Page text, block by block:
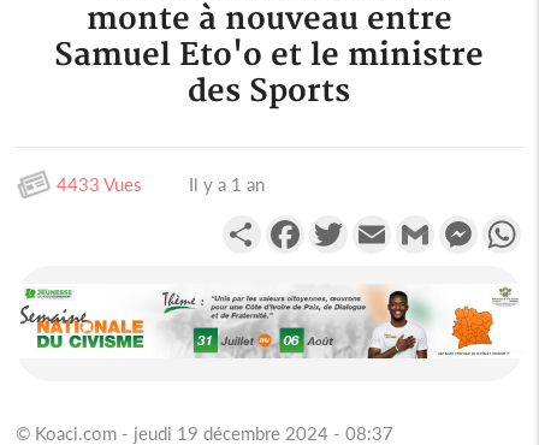
monte à nouveau entre
Samuel Eto'o et le ministre
des Sports
4433 Vues Il y a 1 an
PartagerFacebookTwitterEmail Gmail
© Koaci.com - jeudi 19 décembre 2024 - 08:37